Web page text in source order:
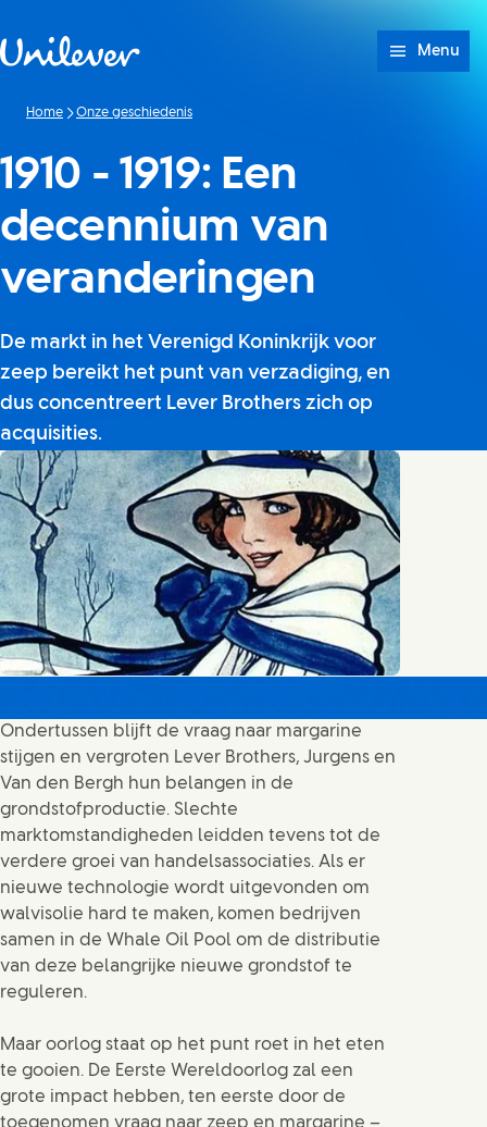
Menu
Home Onze geschiedenis
1910 - 1919: Een
decennium van
veranderingen
De markt in het Verenigd Koninkrijk voor
zeep bereikt het punt van verzadiging, en
dus concentreert Lever Brothers zich op
acquisities.
Ondertussen blijft de vraag naar margarine
stijgen en vergroten Lever Brothers, Jurgens en
Van den Bergh hun belangen in de
grondstofproductie. Slechte
marktomstandigheden leidden tevens tot de
verdere groei van handelsassociaties. Als er
nieuwe technologie wordt uitgevonden om
walvisolie hard te maken, komen bedrijven
samen in de Whale Oil Pool om de distributie
van deze belangrijke nieuwe grondstof te
reguleren.
Maar oorlog staat op het punt roet in het eten
te gooien. De Eerste Wereldoorlog zal een
grote impact hebben, ten eerste door de
toegenomen vraag naar zeep en margarine –